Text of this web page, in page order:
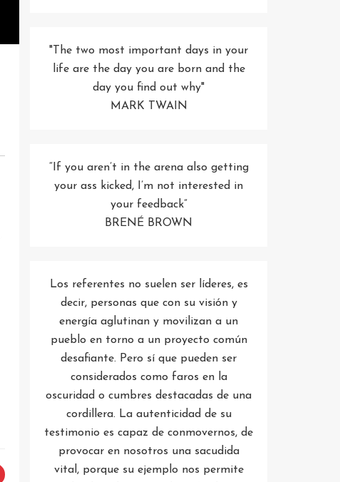
"The two most important days in your
life are the day you are born and the
day you find out why"
MARK TWAIN
“If you aren’t in the arena also getting
your ass kicked, I’m not interested in
your feedback”
BRENÉ BROWN
Los referentes no suelen ser líderes, es
decir, personas que con su visión y
energía aglutinan y movilizan a un
pueblo en torno a un proyecto común
desafiante. Pero sí que pueden ser
considerados como faros en la
oscuridad o cumbres destacadas de una
cordillera. La autenticidad de su
testimonio es capaz de conmovernos, de
provocar en nosotros una sacudida
vital, porque su ejemplo nos permite